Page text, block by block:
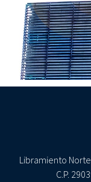
Libramiento
C.P.